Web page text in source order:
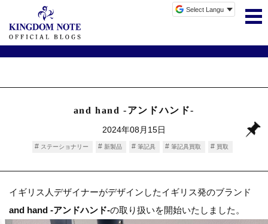
and hand -アンドハンド-
2024年08月15日
ステーショナリー 新製品 筆記具 筆記具買取 買取
イギリス人デザイナーがデザインしたイギリス発のブランド
and hand -アンドハンド-の取り扱いを開始いたしました。